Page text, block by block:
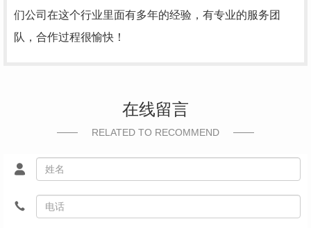
们公司在这个行业里面有多年的经验，有专业的服务团
队，合作过程很愉快！
在线留言
RELATED TO RECOMMEND